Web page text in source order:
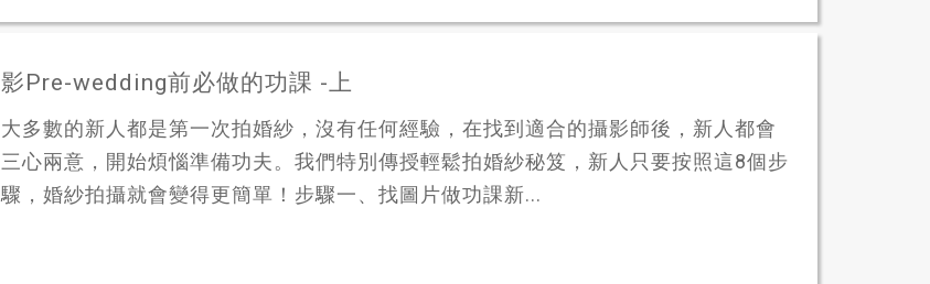
影Pre-wedding前必做的功課 -上
大多數的新人都是第一次拍婚紗，沒有任何經驗，在找到適合的攝影師後，新人都會
三心兩意，開始煩惱準備功夫。我們特別傳授輕鬆拍婚紗秘笈，新人只要按照這8個步
驟，婚紗拍攝就會變得更簡單！步驟一、找圖片做功課新...